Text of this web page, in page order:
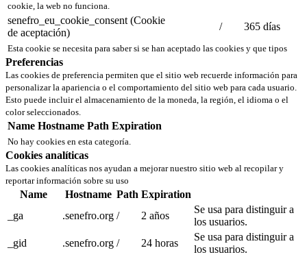
cookie, la web no funciona.
senefro_eu_cookie_consent (Cookie
de aceptación)
/ 365 días
Esta cookie se necesita para saber si se han aceptado las cookies y que tipos
Preferencias
Las cookies de preferencia permiten que el sitio web recuerde información para
personalizar la apariencia o el comportamiento del sitio web para cada usuario.
Esto puede incluir el almacenamiento de la moneda, la región, el idioma o el
color seleccionados.
Name Hostname Path Expiration
No hay cookies en esta categoría.
Cookies analíticas
Las cookies analíticas nos ayudan a mejorar nuestro sitio web al recopilar y
reportar información sobre su uso
Name Hostname Path Expiration
_ga
.senefro.org / 2 años
Se usa para distinguir a
los usuarios.
_gid
.senefro.org / 24 horas
Se usa para distinguir a
los usuarios.